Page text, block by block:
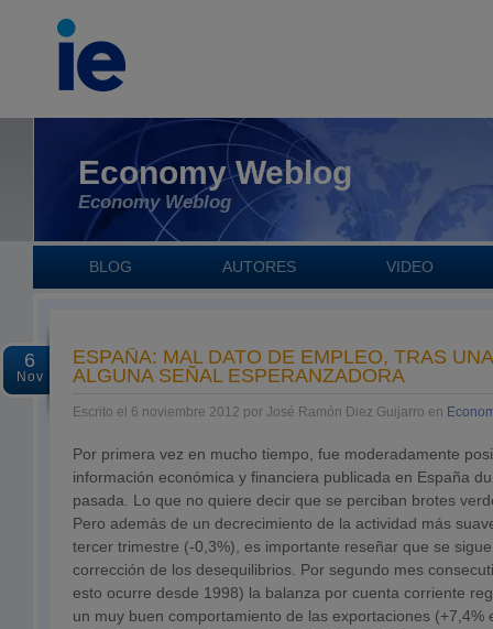
Economy Weblog
Economy Weblog
BLOG AUTORES VIDEO
6
Nov
ESPAÑA: MAL DATO DE EMPLEO, TRAS
ALGUNA SEÑAL ESPERANZADORA
Escrito el 6 noviembre 2012 por José Ramón Diez Guijarro en
Por primera vez en mucho tiempo, fue moderadamente
información económica y financiera publicada en España
pasada. Lo que no quiere decir que se perciban brotes
Pero además de un decrecimiento de la actividad más
tercer trimestre (-0,3%), es importante reseñar que se
corrección de los desequilibrios. Por segundo mes
esto ocurre desde 1998) la balanza por cuenta corriente
un muy buen comportamiento de las exportaciones (+7,4%